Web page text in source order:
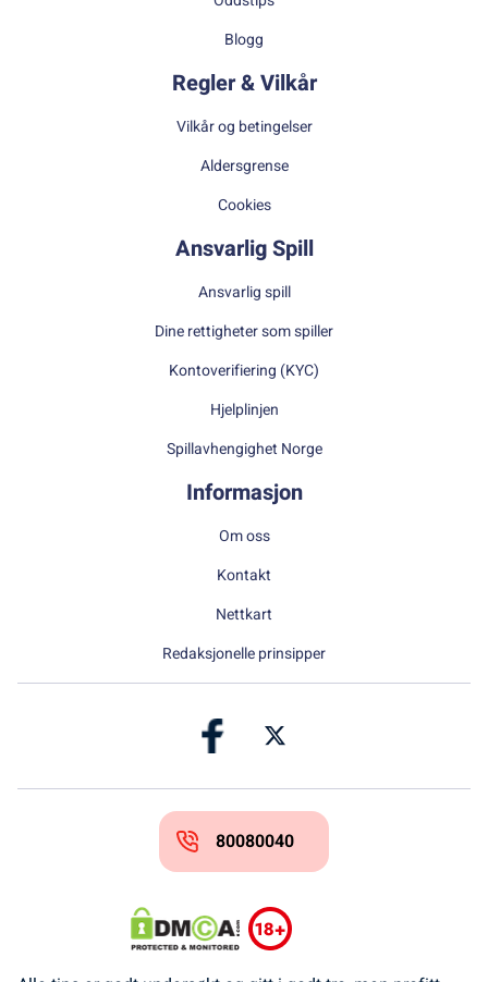
Blogg
Regler & Vilkår
Vilkår og betingelser
Aldersgrense
Cookies
Ansvarlig Spill
Ansvarlig spill
Dine rettigheter som spiller
Kontoverifiering (KYC)
Hjelplinjen
Spillavhengighet Norge
Informasjon
Om oss
Kontakt
Nettkart
Redaksjonelle prinsipper
80080040